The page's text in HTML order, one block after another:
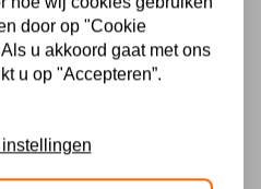
bedrijfsauto’s door
subsidie.
de SEBA-subsidie
bij de
mobiliteit.
door op "Cookie
u akkoord gaat met ons
u op "Accepteren”.